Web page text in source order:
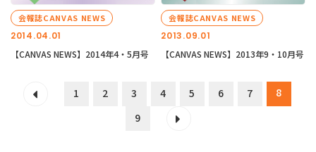
2014.04.01
会報誌CANVAS NEWS
【CANVAS NEWS】2014年4・5月号
2013.09.01
会報誌CANVAS NEWS
【CANVAS NEWS】2013年9・10月号
1 2 3 4 5 6 7
8
9